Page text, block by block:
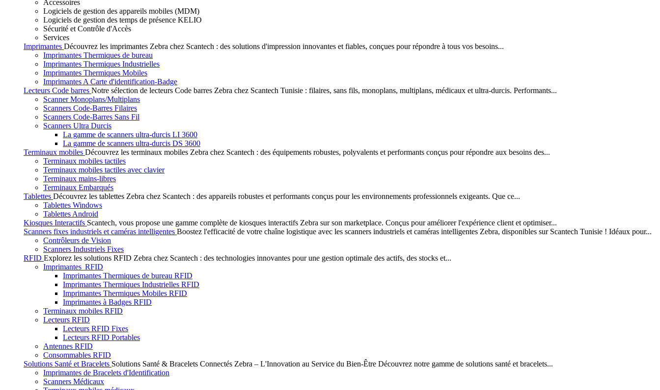
Accessoires
Logiciels de gestion des appareils mobiles (MDM)
Logiciels de gestion des temps de présence KELIO
Sécurité et Contrôle d'Accès
Services
Imprimantes Découvrez les imprimantes Zebra chez Scantech : des solutions d'impression innovantes et fiables, conçues pour répondre à tous vos besoins...
Imprimantes Thermiques de bureau
Imprimantes Thermiques Industrielles
Imprimantes Thermiques Mobiles
Imprimantes A Carte d'identification-Badge
Lecteurs Code barres Notre sélection de lecteurs Code barres Zebra chez Scantech Tunisie : filaires, sans fils, monoplans, multiplans, médicaux et ultra-durcis. Performants...
Scanner Monoplans/Multiplans
Scanners Code-Barres Filaires
Scanners Code-Barres Sans Fil
Scanners Ultra Durcis
La gamme de scanners ultra-durcis LI 3600
La gamme de scanners ultra-durcis DS 3600
Terminaux mobiles Découvrez les terminaux mobiles Zebra chez Scantech : des équipements robustes, polyvalents et performants conçus pour répondre aux besoins des...
Terminaux mobiles tactiles
Terminaux mobiles tactiles avec clavier
Terminaux mains-libres
Terminaux Embarqués
Tablettes Découvrez les tablettes Zebra chez Scantech : des appareils robustes et performants conçus pour les environnements professionnels exigeants. Que ce...
Tablettes Windows
Tablettes Android
Kiosques Interactifs Scantech, vous propose une gamme complète de kiosques interactifs Zebra sur son marketplace. Conçus pour améliorer l'expérience client et optimiser...
Scanners fixes industriels et caméras intelligentes Boostez l'efficacité de votre chaîne logistique avec les scanners industriels et caméras intelligentes Zebra, disponibles sur Scantech Tunisie ! Idéaux pour...
Contrôleurs de Vision
Scanners Industriels Fixes
RFID Explorez les solutions RFID Zebra chez Scantech : des technologies innovantes pour une gestion optimale des actifs, des stocks et...
Imprimantes RFID
Imprimantes Thermiques de bureau RFID
Imprimantes Thermiques Industrielles RFID
Imprimantes Thermiques Mobiles RFID
Imprimantes à Badges RFID
Terminaux mobiles RFID
Lecteurs RFID
Lecteurs RFID Fixes
Lecteurs RFID Portables
Antennes RFID
Consommables RFID
Solutions Santé et Bracelets Solutions Santé & Bracelets Connectés Zebra – L'Innovation au Service du Bien-Être Découvrez notre gamme de solutions santé et bracelets...
Imprimantes de Bracelets d'Identification
Scanners Médicaux